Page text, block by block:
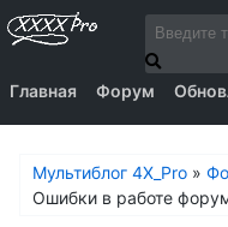
Главная Форум
Мультиблог 4X_Pro »
Ошибки в работе